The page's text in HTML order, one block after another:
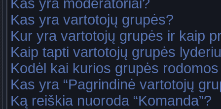
Kas yra moderatoriai?
Kas yra vartotojų grupės?
Kur yra vartotojų grupės ir kaip
Kaip tapti vartotojų grupės
Kodėl kai kurios grupės
Kas yra “Pagrindinė vartotojų
Ką reiškia nuoroda “Komanda”?